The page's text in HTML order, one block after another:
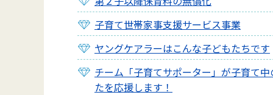
子育て世帯家事支援サービス事業
ヤングケアラーはこんな子どもたちです
チーム「子育てサポーター」が子育て中
たを応援します！